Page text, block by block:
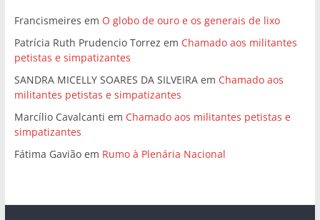
Francismeires em O globo de ouro e os generais de lixo
Patrícia Ruth Prudencio Torrez em Chamado aos militantes
petistas e simpatizantes
SANDRA MICELLY SOARES DA SILVEIRAem Chamado aos
militantes petistas e simpatizantes
Marcílio Cavalcanti em Chamado aos militantes petistas e
simpatizantes
Fátima Gaviãoem Rumo à Plenária Nacional